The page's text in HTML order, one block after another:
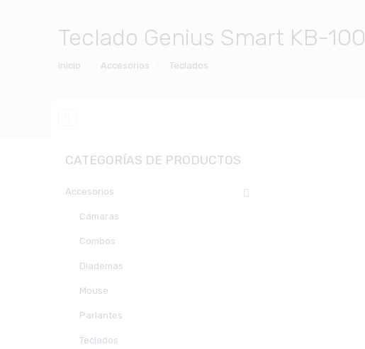
Teclado Genius Smart KB-100
Inicio Accesorios Teclados
CATEGORÍAS DE PRODUCTOS
Accesorios
Cámaras
Combos
Diademas
Mouse
Parlantes
Teclados